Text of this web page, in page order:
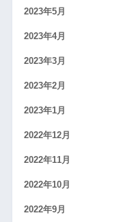
2023年5月
2023年4月
2023年3月
2023年2月
2023年1月
2022年12月
2022年11月
2022年10月
2022年9月